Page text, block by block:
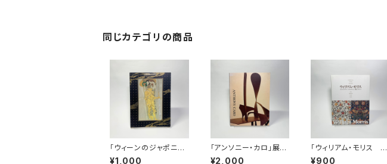
同じカテゴリの商品
「ウィーンのジャポニス
ム」展図録
¥1,000
「アンソニー・カロ」展図
録
¥2,000
「ウィリアム・モリス ス
テンドグラス・テキスタ
¥900